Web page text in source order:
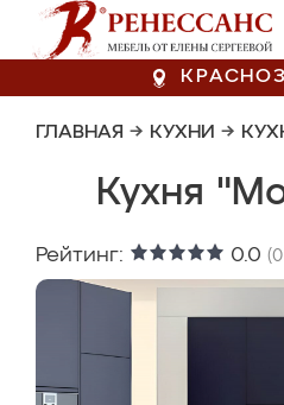
ГЛАВНАЯ → КУХНИ →
Кухня
Рейтинг: 0.0 (0